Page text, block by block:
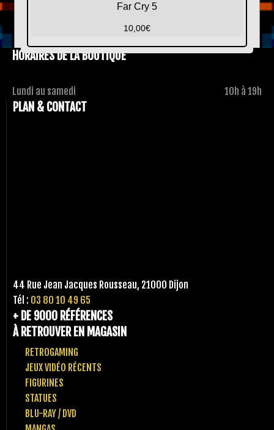
Far Cry 5
10,00€
HORAIRES DE LA BOUTIQUE
Lundi au samedi 10h à 19h
PLAN & CONTACT
44 Rue Jean Jacques Rousseau, 21000 Dijon
Tél : 03 80 10 49 65
+ DE 9000 RÉFÉRENCES
À RETROUVER EN MAGASIN
RETROGAMING
JEUX VIDÉO RÉCENTS
FIGURINES
STATUES
BLU-RAY / DVD